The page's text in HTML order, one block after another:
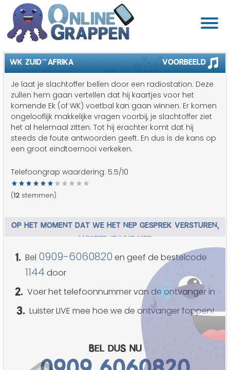
WK ZUID-AFRIKA Voorbeeld
Je laat je slachtoffer bellen door een radiostation. Deze
zullen hem gaan vertellen dat hij kaartjes voor het
komende Ek (of WK) voetbal kan gaan winnen. Er komen
ongelooflijk makkelijke vragen voorbij, je slachtoffer ziet
het al helemaal zitten. Tot hij erachter komt dat hij
steeds de foute antwoorden geeft. En dus is de kans op
een groot eindtoernooi verkeken.
Telefoongrap waardering: 5.5/10
(12 stemmen)
OP HET MOMENT DAT WE HET NEP GESPREK VERSTUREN,
LUISTER JE LIVE MEE
1. Bel 0909-6060820 en geef de bestelcode
1144 door
2. Voer het telefoonnummer van de ontvanger in
3. Luister LIVE mee hoe we de ontvanger foppen!
Bel dus nu